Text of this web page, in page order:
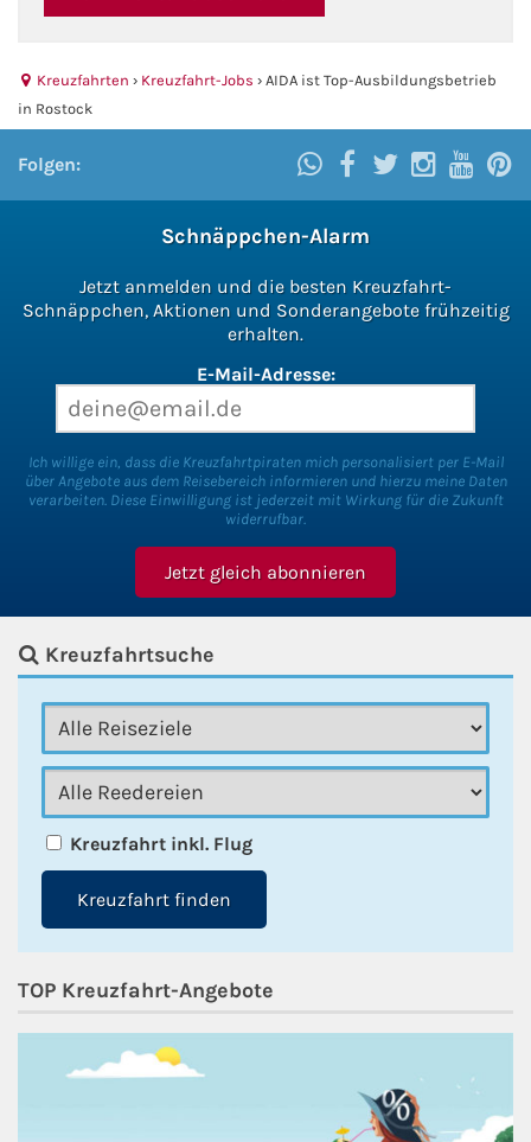
Fähre buchen
Color Line
Finnlines
Scandlines
Stena Line
Fähre nach Norwegen
Fähre nach Schweden
Fähre nach Litauen
Fähre nach Lettland
Wissenswertes
Kreuzfahrt-Newsletter
Kreuzfahrt-Kalender
Kreuzfahrt-Bücher
Kreuzfahrten › Kreuzfahrt-Jobs › AIDA ist Top-Ausbildungsbetrieb
in Rostock
Folgen:
Schnäppchen-Alarm
Jetzt anmelden und die besten Kreuzfahrt-
Schnäppchen, Aktionen und Sonderangebote frühzeitig
erhalten.
E-Mail-Adresse:
Ich willige ein, dass die Kreuzfahrtpiraten mich personalisiert per E-Mail
über Angebote aus dem Reisebereich informieren und hierzu meine Daten
verarbeiten. Diese Einwilligung ist jederzeit mit Wirkung für die Zukunft
widerrufbar.
Kreuzfahrtsuche
Kreuzfahrt inkl. Flug
Kreuzfahrt finden
TOP Kreuzfahrt-Angebote